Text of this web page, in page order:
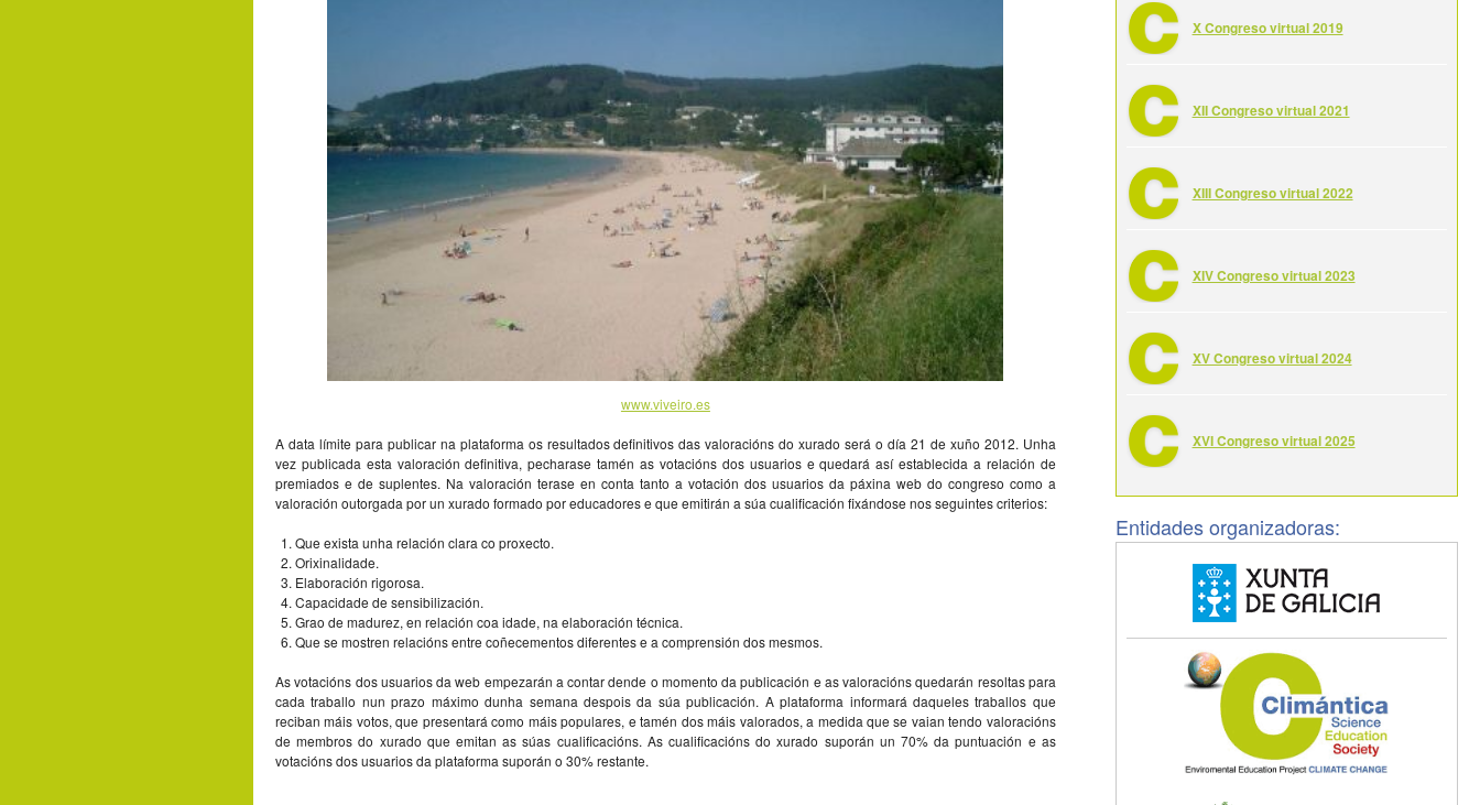
www.viveiro.es
A data límite para publicar na plataforma os resultados definitivos das valoracións do xurado será o día 21 de xuño 2012. Unha
vez publicada esta valoración definitiva, pecharase tamén as votacións dos usuarios e quedará así establecida a relación de
premiados e de suplentes. Na valoración terase en conta tanto a votación dos usuarios da páxina web do congreso como a
valoración outorgada por un xurado formado por educadores e que emitirán a súa cualificación fixándose nos seguintes criterios:
Que exista unha relación clara co proxecto.
Orixinalidade.
Elaboración rigorosa.
Capacidade de sensibilización.
Grao de madurez, en relación coa idade, na elaboración técnica.
Que se mostren relacións entre coñecementos diferentes e a comprensión dos mesmos.
As votacións dos usuarios da web empezarán a contar dende o momento da publicación e as valoracións quedarán resoltas para
cada traballo nun prazo máximo dunha semana despois da súa publicación. A plataforma informará daqueles traballos que
reciban máis votos, que presentará como máis populares, e tamén dos máis valorados, a medida que se vaian tendo valoracións
de membros do xurado que emitan as súas cualificacións. As cualificacións do xurado suporán un 70% da puntuación e as
votacións dos usuarios da plataforma suporán o 30% restante.
X Congreso virtual 2019
XII Congreso virtual 2021
XIII Congreso virtual 2022
XIV Congreso virtual 2023
XV Congreso virtual 2024
XVI Congreso virtual 2025
Entidades organizadoras: